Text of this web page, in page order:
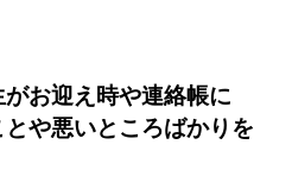
お迎え時や連絡帳に
や悪いところばかりを